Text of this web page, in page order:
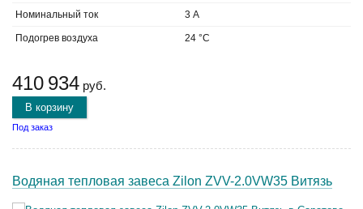
Номинальный ток 3 А
Подогрев воздуха 24 °C
410 934 руб.
В корзину
Под заказ
Водяная тепловая завеса Zilon ZVV-2.0VW35 Витязь